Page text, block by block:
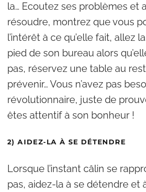
la… Ecoutez ses problèmes et
résoudre, montrez que vous
l’intérêt à ce qu’elle fait, allez
pied de son bureau alors
pas, réservez une table au
prévenir… Vous n’avez pas
révolutionnaire, juste de
êtes attentif à son bonheur !
2) AIDEZ-LA À SE DÉTENDRE
Lorsque l’instant câlin se
pas, aidez-la à se détendre et